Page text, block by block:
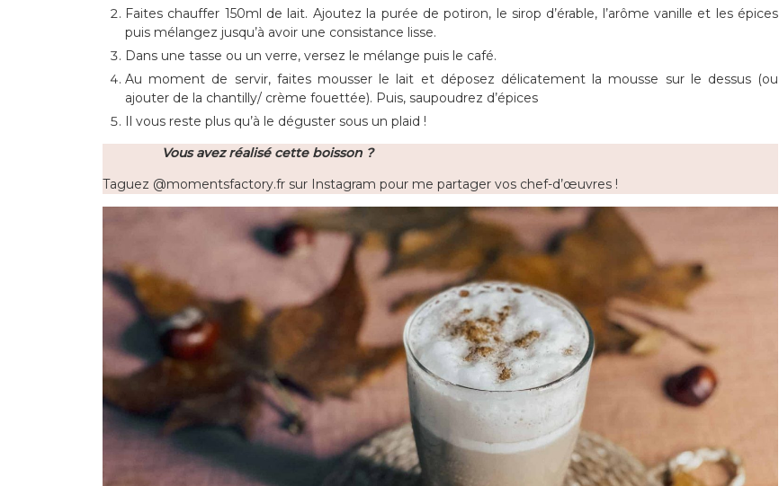
Faites chauffer 150ml de lait. Ajoutez la purée de potiron, le sirop d’érable, l’arôme vanille et les épices
puis mélangez jusqu’à avoir une consistance lisse.
Dans une tasse ou un verre, versez le mélange puis le café.
Au moment de servir, faites mousser le lait et déposez délicatement la mousse sur le dessus (ou
ajouter de la chantilly/ crème fouettée). Puis, saupoudrez d’épices
Il vous reste plus qu’à le déguster sous un plaid !
Vous avez réalisé cette boisson ?
Taguez @momentsfactory.fr sur Instagram pour me partager vos chef-d’œuvres !